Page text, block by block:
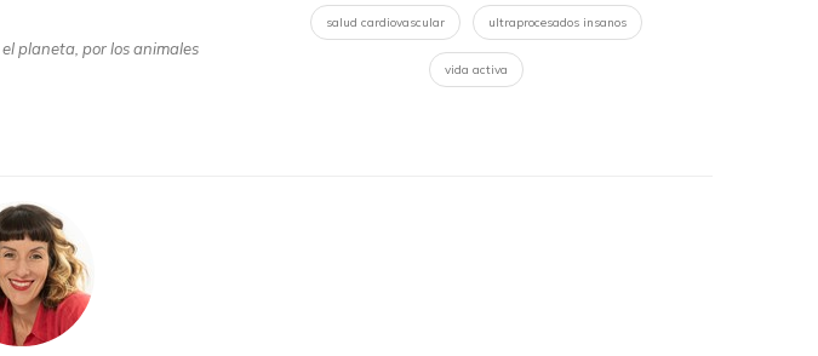
planeta, por los animales
salud cardiovascular ultraprocesados insanos
vida activa